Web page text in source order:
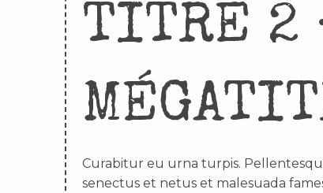
TITRE 2
Curabitur eu urna turpis.
senectus et netus et malesuada